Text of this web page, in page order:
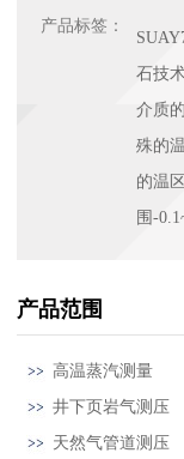
产品标签：
石技
介质
殊的
的温
围-
产品范围
高温蒸汽测量
井下页岩气测压
天然气管道测压